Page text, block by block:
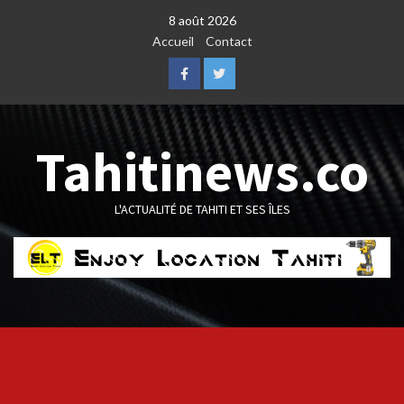
8 août 2026
Accueil
Contact
FacebookTwitter
Tahitinews.co
L'ACTUALITÉ DE TAHITI ET SES ÎLES